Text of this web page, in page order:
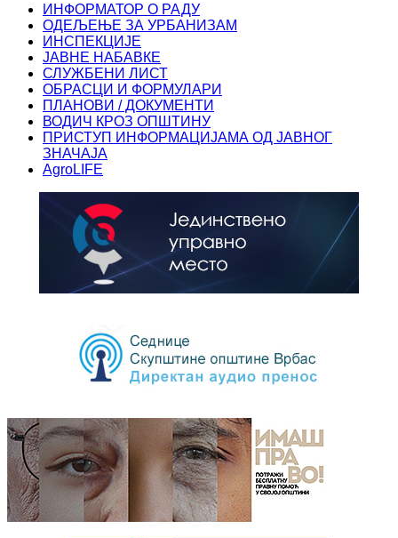
ИНФОРМАТОР О РАДУ
ОДЕЉЕЊЕ ЗА УРБАНИЗАМ
ИНСПЕКЦИЈЕ
ЈАВНЕ НАБАВКЕ
СЛУЖБЕНИ ЛИСТ
ОБРАСЦИ И ФОРМУЛАРИ
ПЛАНОВИ / ДОКУМЕНТИ
ВОДИЧ КРОЗ ОПШТИНУ
ПРИСТУП ИНФОРМАЦИЈАМА ОД ЈАВНОГ
ЗНАЧАЈА
AgroLIFE